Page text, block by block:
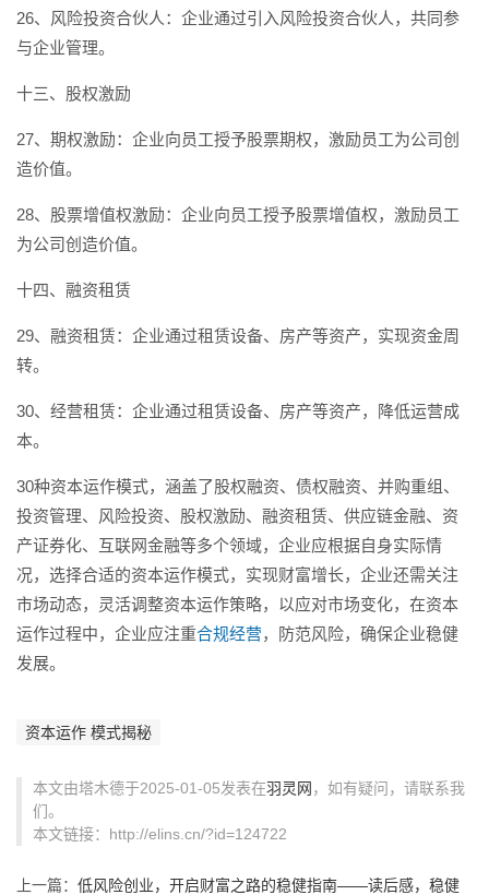
26、风险投资合伙人：企业通过引入风险投资合伙人，共同参
与企业管理。
十三、股权激励
27、期权激励：企业向员工授予股票期权，激励员工为公司创
造价值。
28、股票增值权激励：企业向员工授予股票增值权，激励员工
为公司创造价值。
十四、融资租赁
29、融资租赁：企业通过租赁设备、房产等资产，实现资金周
转。
30、经营租赁：企业通过租赁设备、房产等资产，降低运营成
本。
30种资本运作模式，涵盖了股权融资、债权融资、并购重组、
投资管理、风险投资、股权激励、融资租赁、供应链金融、资
产证券化、互联网金融等多个领域，企业应根据自身实际情
况，选择合适的资本运作模式，实现财富增长，企业还需关注
市场动态，灵活调整资本运作策略，以应对市场变化，在资本
运作过程中，企业应注重合规经营，防范风险，确保企业稳健
发展。
资本运作 模式揭秘
本文由塔木德于2025-01-05发表在羽灵网 ，如有疑问，请联系我
们。
本文链接：http://elins.cn/?id=124722
上一篇： 低风险创业，开启财富之路的稳健指南——读后感，稳健